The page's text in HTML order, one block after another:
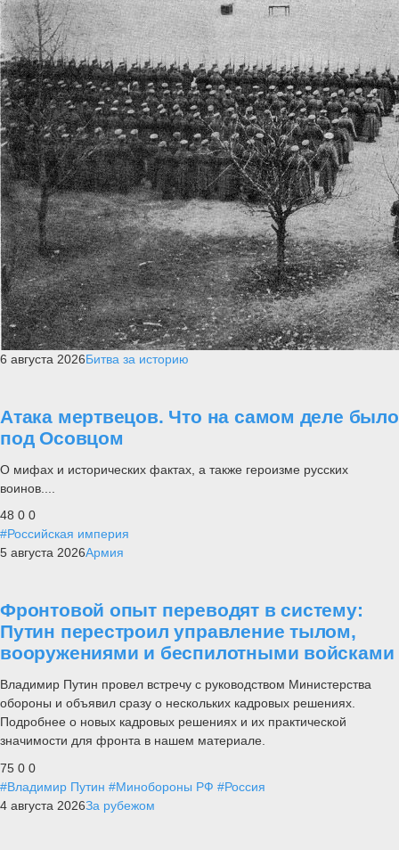
6 августа 2026Битва за историю
Атака мертвецов. Что на самом деле было
под Осовцом
О мифах и исторических фактах, а также героизме русских
воинов....
48 0 0
#Российская империя
5 августа 2026Армия
Фронтовой опыт переводят в систему:
Путин перестроил управление тылом,
вооружениями и беспилотными войсками
Владимир Путин провел встречу с руководством Министерства
обороны и объявил сразу о нескольких кадровых решениях.
Подробнее о новых кадровых решениях и их практической
значимости для фронта в нашем материале.
75 0 0
#Владимир Путин #Минобороны РФ #Россия
4 августа 2026За рубежом